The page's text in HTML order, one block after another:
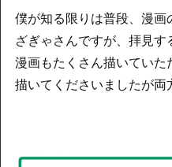
僕が知る限りは普段、漫
ざぎゃさんですが、拝見
漫画もたくさん描いてい
描いてくださいましたが両